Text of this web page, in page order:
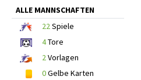
ALLE MANNSCHAFTEN
22Spiele
4Tore
2Vorlagen
0Gelbe Karten